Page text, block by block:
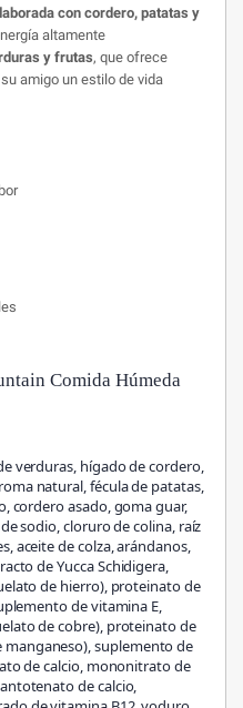
con cordero, patatas y
altamente
y frutas, que ofrece
amigo un estilo de vida
Comida Húmeda
verduras, hígado de cordero,
natural, fécula de patatas,
cordero asado, goma guar,
sodio, cloruro de colina, raíz
aceite de colza, arándanos,
de Yucca Schidigera,
de hierro), proteinato de
de vitamina E,
de cobre), proteinato de
suplemento de
de calcio, mononitrato de
de calcio,